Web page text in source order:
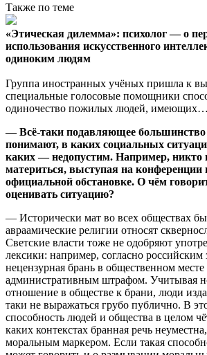
Также по теме
«Этическая дилемма»: психолог — о
использования искусственного
одиноким людям
Группа иностранных учёных пришла к
специальные голосовые помощники
одиночество пожилых людей, имеющих…
— Всё-таки подавляющее большинство
понимают, в каких социальных
каких — недопустим. Например, никто
материться, выступая на конференции
официальной обстановке. О чём
оценивать ситуацию?
— Исторически мат во всех обществах
авраамические религии относят
Светские власти тоже не одобряют
лексики: например, согласно российским
нецензурная брань в общественном месте
административным штрафом. Учитывая
отношение в обществе к брани, люди
таки не выражаться грубо публично. В
способность людей и общества в целом
каких контекстах бранная речь
моральным маркером. Если такая